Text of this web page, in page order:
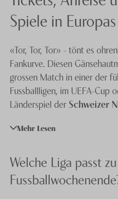
Knecht
Jobs
Spiele in
«Tor, Tor, Tor» - tönt es
Fankurve. Diesen
grossen Match in einer der
Fussballligen, im UEFA-Cup
Länderspiel der Schweizer
ein Spiel an der legendären
eleganten Parc des Princes
Ihr Lieblingsteam spielt und
zurück.
Mehr Lesen
Welche Liga passt